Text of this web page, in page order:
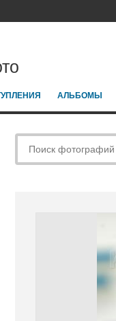
АЛЬБОМЫ